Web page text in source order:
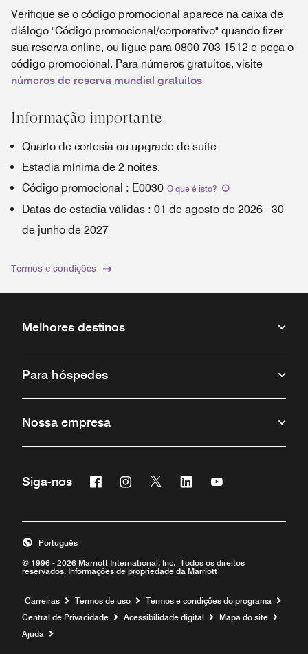
Verifique se o código promocional aparece na caixa de
diálogo "Código promocional/corporativo" quando fizer
sua reserva online, ou ligue para 0800 703 1512 e peça o
código promocional. Para números gratuitos, visite
números de reserva mundial gratuitos
Informação importante
Quarto de cortesia ou upgrade de suíte
Estadia mínima de 2 noites.
Código promocional : E0030 O que é isto?
Datas de estadia válidas : 01 de agosto de 2026 - 30
de junho de 2027
Termos e condições
Melhores destinos
Para hóspedes
Nossa empresa
Siga-nos FacebookInstagram
Twitter Linkedin
© 1996 - 2026 Marriott International, Inc. Todos os direitos
reservados. Informações de propriedade da Marriott
Português
Carreiras Termos de uso
Termos e condições do programa
Central de Privacidade
Acessibilidade digital
Mapa do site
Ajuda